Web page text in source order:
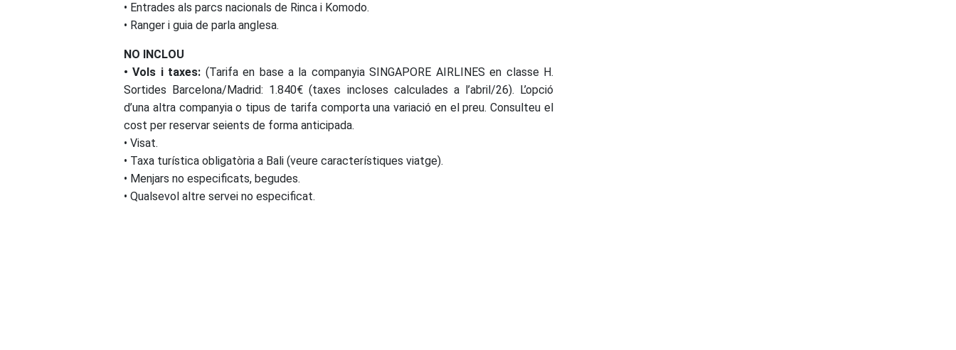
• Entrades als parcs nacionals de Rinca i Komodo.
• Ranger i guia de parla anglesa.
NO INCLOU
• Vols i taxes: (Tarifa en base a la companyia SINGAPORE AIRLINES en classe H.
Sortides Barcelona/Madrid: 1.840€ (taxes incloses calculades a l’abril/26). L’opció
d’una altra companyia o tipus de tarifa comporta una variació en el preu. Consulteu el
cost per reservar seients de forma anticipada.
• Visat.
• Taxa turística obligatòria a Bali (veure característiques viatge).
• Menjars no especificats, begudes.
• Qualsevol altre servei no especificat.